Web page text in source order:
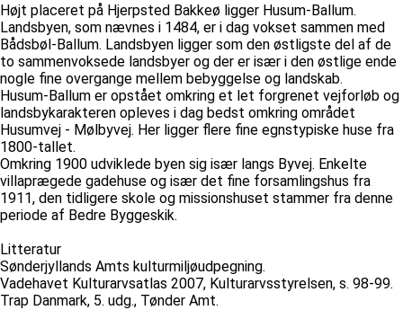
Højt placeret på Hjerpsted Bakkeø ligger Husum-Ballum.
Landsbyen, som nævnes i 1484, er i dag vokset sammen med
Bådsbøl-Ballum. Landsbyen ligger som den østligste del af de
to sammenvoksede landsbyer og der er især i den østlige ende
nogle fine overgange mellem bebyggelse og landskab.
Husum-Ballum er opstået omkring et let forgrenet vejforløb og
landsbykarakteren opleves i dag bedst omkring området
Husumvej - Mølbyvej. Her ligger flere fine egnstypiske huse fra
1800-tallet.
Omkring 1900 udviklede byen sig især langs Byvej. Enkelte
villaprægede gadehuse og især det fine forsamlingshus fra
1911, den tidligere skole og missionshuset stammer fra denne
periode af Bedre Byggeskik.
Litteratur
Sønderjyllands Amts kulturmiljøudpegning.
Vadehavet Kulturarvsatlas 2007, Kulturarvsstyrelsen, s. 98-99.
Trap Danmark, 5. udg., Tønder Amt.